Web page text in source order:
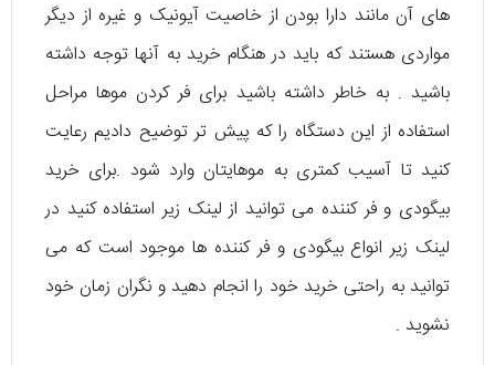
های آن مانند دارا بودن از خاصیت آیونیک و غیره از دیگر
مواردی هستند که باید در هنگام خرید به آنها توجه داشته
باشید . به خاطر داشته باشید برای فر کردن موها مراحل
استفاده از این دستگاه را که پیش‌ تر توضیح دادیم رعایت
کنید تا آسیب کمتری به موهایتان وارد شود .برای خرید
بیگودی و فر کننده می توانید از لینک زیر استفاده کنید در
لینک زیر انواع بیگودی و فر کننده ها موجود است که می
توانید به راحتی خرید خود را انجام دهید و نگران زمان خود
نشوید .